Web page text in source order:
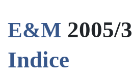
E&M 2005/3
Indice